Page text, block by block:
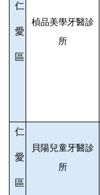
仁
愛
區
楨品美學牙醫診
所
仁
愛
區
貝陽兒童牙醫診
所